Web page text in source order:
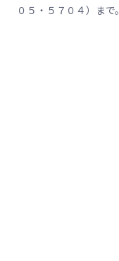
０５・５７０４）まで。